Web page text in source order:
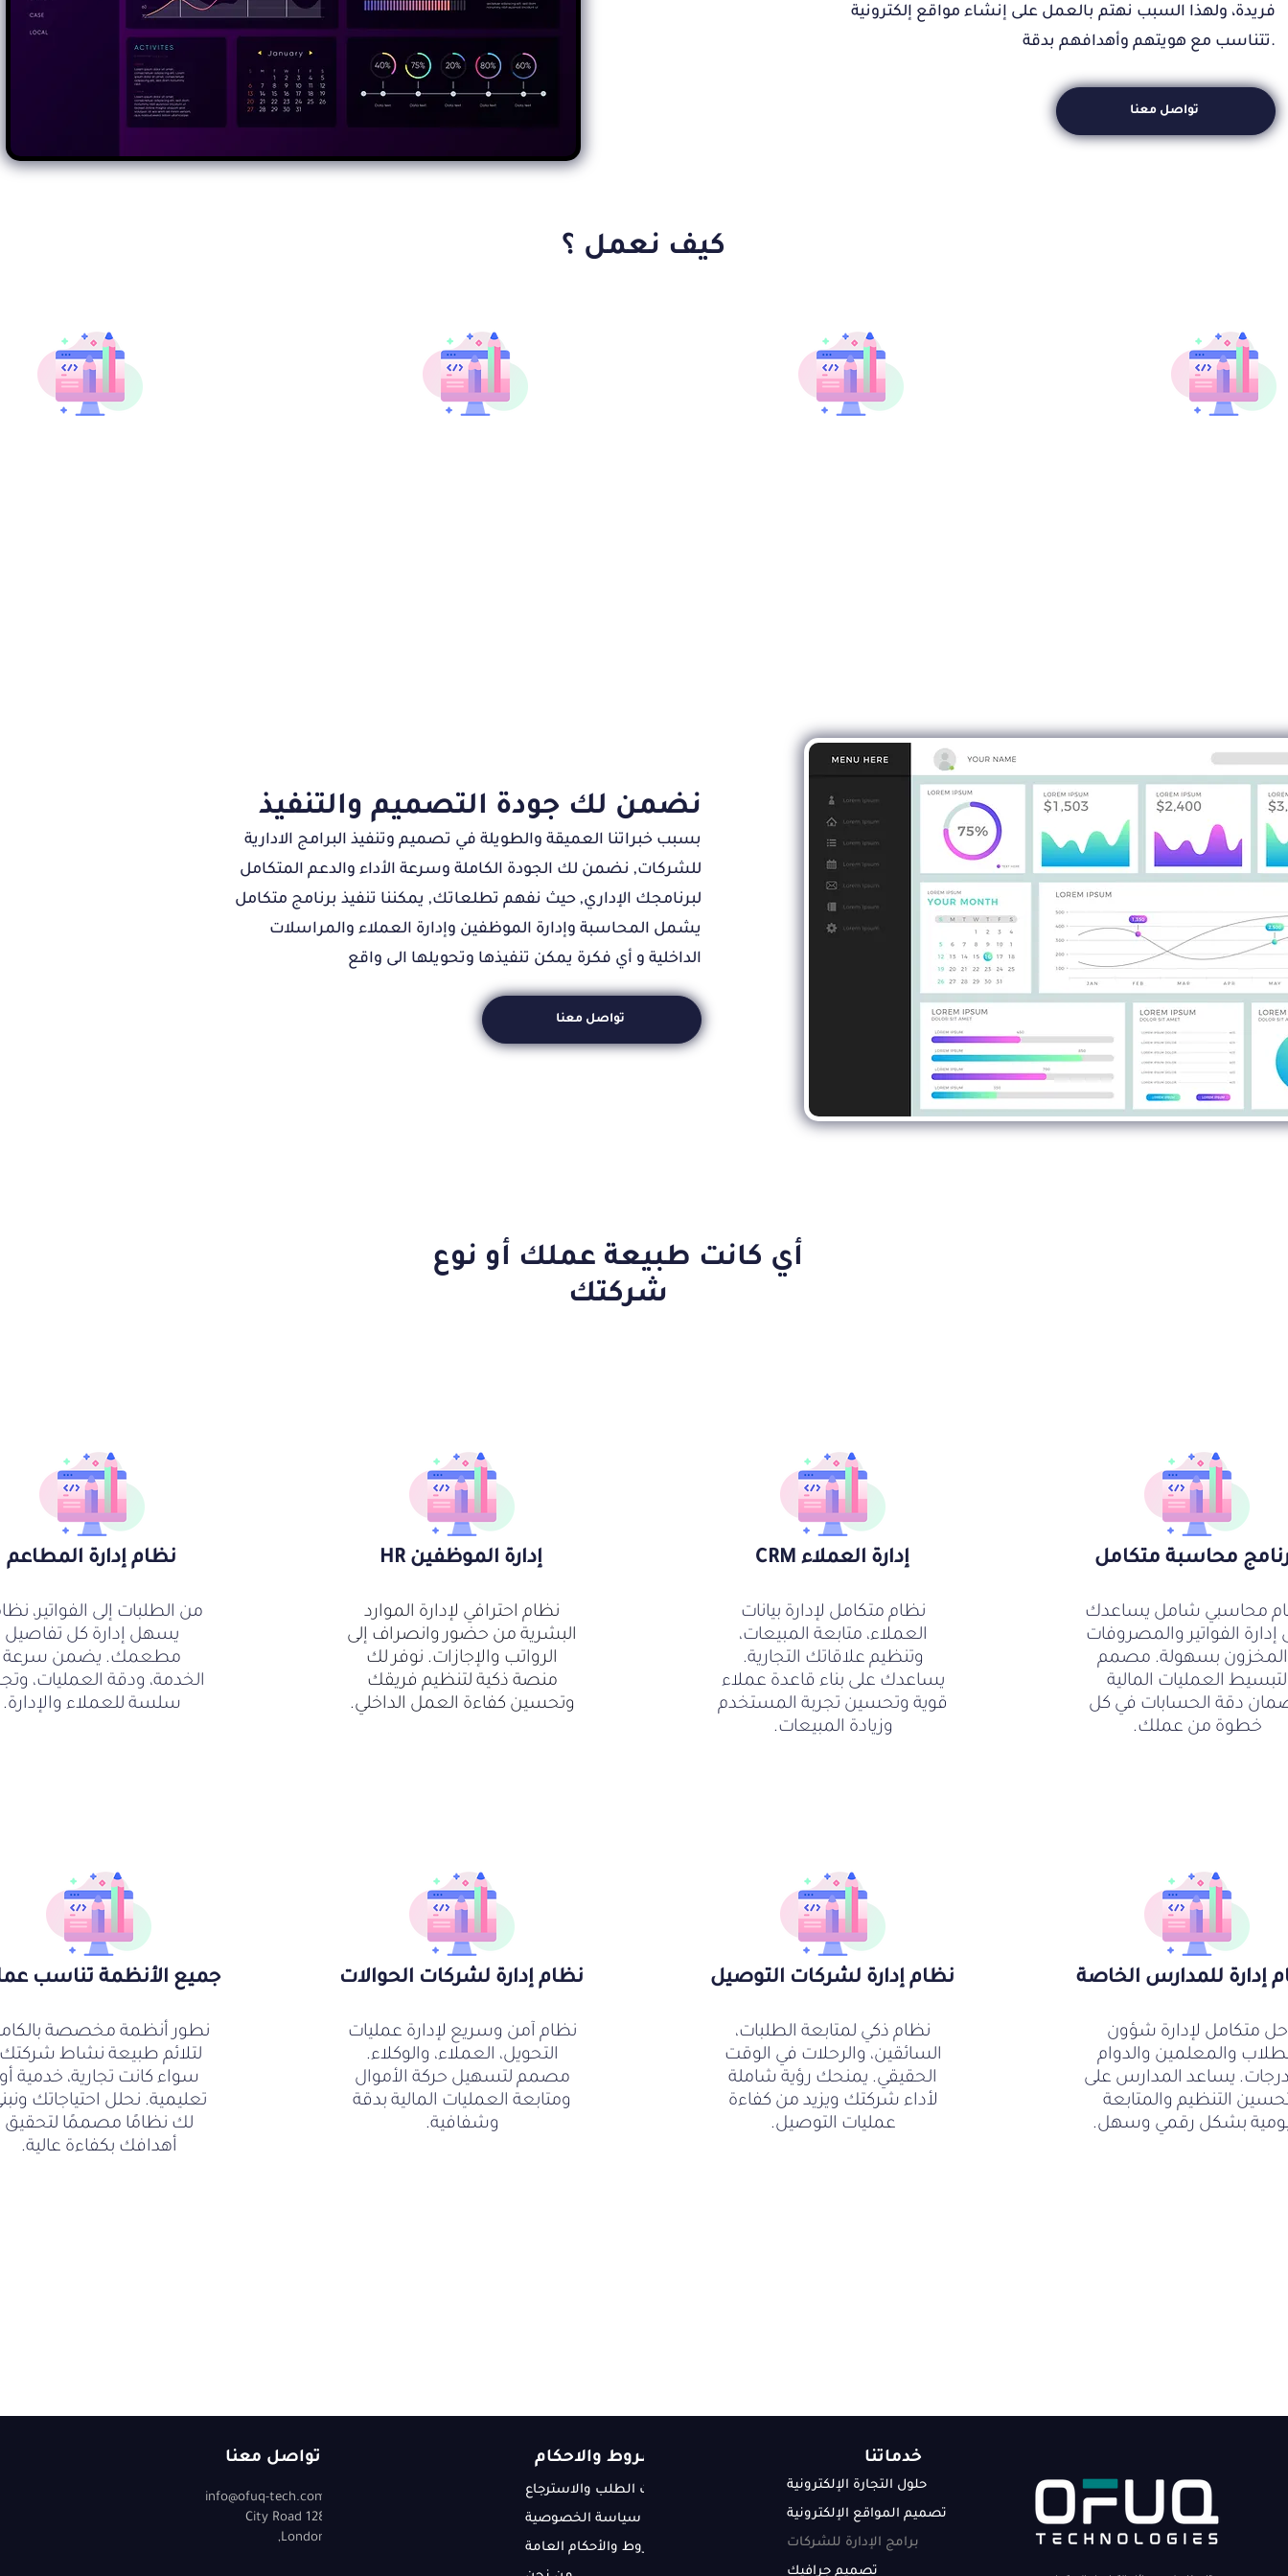
فريدة، ولهذا السبب نهتم بالعمل على إنشاء مواقع إلكترونية
تتناسب مع هويتهم وأهدافهم بدقة.
تواصل معنا
كيف نعمل ؟
نضمن لك جودة التصميم والتنفيذ
بسبب خبراتنا العميقة والطويلة في تصميم وتنفيذ البرامج الادارية
للشركات, نضمن لك الجودة الكاملة وسرعة الأداء والدعم المتكامل
لبرنامجك الإداري, حيث نفهم تطلعاتك, يمكننا تنفيذ برنامج متكامل
يشمل المحاسبة وإدارة الموظفين وإدارة العملاء والمراسلات
الداخلية و أي فكرة يمكن تنفيذها وتحويلها الى واقع
تواصل معنا
أي كانت طبيعة عملك أو نوع
شركتك
نظام إدارة المطاعم
من الطلبات إلى الفواتير،
يسهل إدارة كل تفاصيل
مطعمك. يضمن سرعة
الخدمة، ودقة العمليات،
سلسة للعملاء والإدارة.
إدارة الموظفين HR
نظام احترافي لإدارة الموارد
البشرية من حضور وانصراف إلى
الرواتب والإجازات. نوفر لك
منصة ذكية لتنظيم فريقك
وتحسين كفاءة العمل الداخلي.
إدارة العملاء CRM
نظام متكامل لإدارة بيانات
العملاء، متابعة المبيعات،
وتنظيم علاقاتك التجارية.
يساعدك على بناء قاعدة عملاء
قوية وتحسين تجربة المستخدم
وزيادة المبيعات.
محاسبة متكامل
محاسبي شامل يساعدك
إدارة الفواتير والمصروفات
بسهولة. مصمم
لتبسيط العمليات المالية
دقة الحسابات في كل
خطوة من عملك.
جميع الأنظمة تناسب
نطور أنظمة مخصصة
لتلائم طبيعة نشاط
سواء كانت تجارية، خدمية
تعليمية. نحلل احتياجاتك
لك نظامًا مصممًا لتحقيق
أهدافك بكفاءة عالية.
نظام إدارة لشركات الحوالات
نظام آمن وسريع لإدارة عمليات
التحويل، العملاء، والوكلاء.
مصمم لتسهيل حركة الأموال
ومتابعة العمليات المالية بدقة
وشفافية.
نظام إدارة لشركات التوصيل
نظام ذكي لمتابعة الطلبات،
السائقين، والرحلات في الوقت
الحقيقي. يمنحك رؤية شاملة
لأداء شركتك ويزيد من كفاءة
عمليات التوصيل.
إدارة للمدارس الخاصة
حل متكامل لإدارة شؤون
والمعلمين والدوام
يساعد المدارس على
التنظيم والمتابعة
بشكل رقمي وسهل.
info@ofuq-tech.com
128 City Road
London,
شروط والاحكام
سياسات الطلب والاسترجاع
سياسة الخصوصية
الشروط والأحكام العامة
خدماتنا
حلول التجارة الإلكترونية
تصميم المواقع الإلكترونية
برامج الإدارة للشركات
تصميم جرافيك